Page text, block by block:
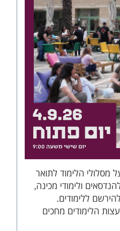
מסלולי הלימוד לתואר
ולימודי מכינה,
ללימודים.
הלימודים מחכים